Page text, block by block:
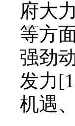
府大
等方
强劲
发力
机遇